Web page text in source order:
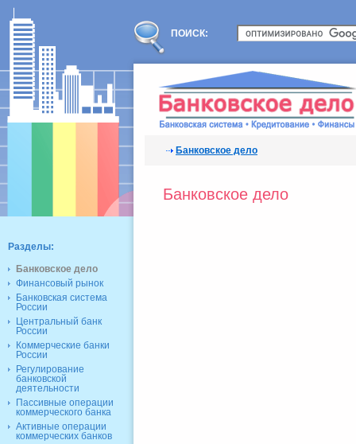
ПОИСК:
Банковское дело
Банковское дело
Разделы:
Банковское дело
Финансовый рынок
Банковская система
России
Центральный банк
России
Коммерческие банки
России
Регулирование
банковской
деятельности
Пассивные операции
коммерческого банка
Активные операции
коммерческих банков